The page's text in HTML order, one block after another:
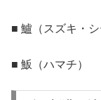
■ 鱸（スズキ・シ
■ 魬（ハマチ）